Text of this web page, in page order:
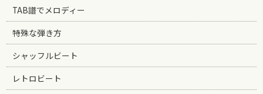
TAB譜でメロディー
特殊な弾き方
シャッフルビート
レトロビート